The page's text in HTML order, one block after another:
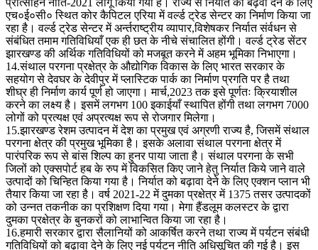
एच०ई०सी० स्थित कोर कैपिटल एरिया में वर्ल्ड ट्रेड सेन्टर का निर्माण किया जा
रहा है। वर्ल्ड ट्रेड सेन्टर में अर्न्तराष्ट्रीय व्यापार,विशेषकर निर्यात संर्वधन से
संबंधित तमाम गतिविधियाँ एक ही छत के नीचे संचालित होंगी। वर्ल्ड ट्रेड सेंटर
झारखण्ड की अर्थिक गतिविधियों को मजबूत करने में अहम भूमिका निभाएगा।
14.संथाल परगना प्रक्षेत्र के औद्योगिक विकास के लिए भारत सरकार के
सहयोग से देवघर के देवीपुर में प्लास्टिक पार्क का निर्माण प्रगति पर है तथा
शीघ्र ही निर्माण कार्य पूर्ण हो जाएगा। मार्च,2023 तक इसे पूर्णतः क्रियाशील
करने का लक्ष्य है। इसमें लगभग 100 इकाईयाँ स्थापित होंगी तथा लगभग 7000
लोगों को प्रत्यक्ष एवं अप्रत्यक्ष रूप से रोजगार मिलेगा।
15.झारखण्ड रेशम उत्पादन में देश का प्रमुख एवं अग्रणी राज्य है, जिसमें संथाल
परगना क्षेत्र की प्रमुख भूमिका है। इसके अलावा संथाल परगना क्षेत्र में
पारंपरिक रूप से बांस शिल्प का हुनर पाया जाता है। संथाल परगना के सभी
जिलों को एक्सपोर्ट हब के रुप में विकसित किए जाने हेतु निर्यात किये जाने वाले
उत्पादों को चिन्हित किया गया है। निर्यात को बढ़ावा देने के लिए एक्शन प्लान भी
तैयार किया जा रहा है। वर्ष 2021-22 में दुमका प्रक्षेत्र में 1375 तसर उत्पादकों
को उन्नत तकनीक का प्रशिक्षण दिया गया। मेगा हैंडलूम कलस्टर के द्वारा
दुमका प्रक्षेत्र के बुनकरों को लाभान्वित किया जा रहा है।
16.हमारी सरकार द्वारा सैलानियों को आकर्षित करने तथा राज्य में पर्यटन संबंधी
गतिविधियों को बढ़ावा देने के लिए नई पर्यटन नीति अधिसूचित की गई है। इस